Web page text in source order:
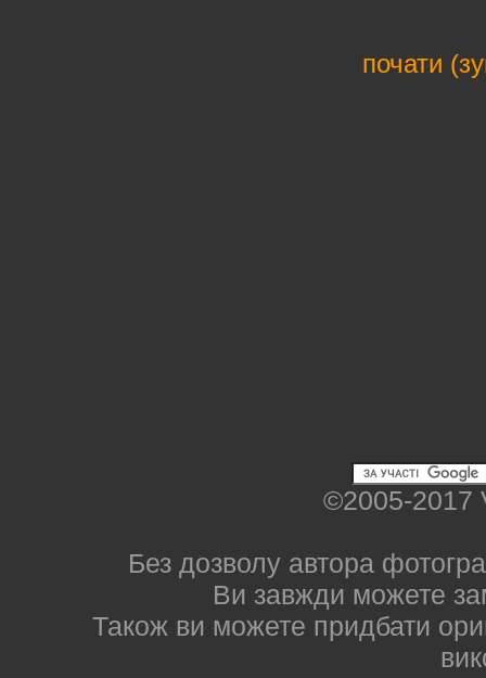
почати
©2005-2017
Без дозволу автора
Ви завжди можете
Також ви можете придбати